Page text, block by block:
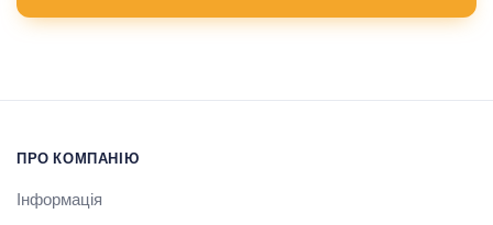
ПРО КОМПАНІЮ
Інформація